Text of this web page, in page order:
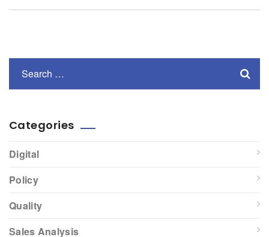
Categories
Digital
Policy
Quality
Sales Analysis